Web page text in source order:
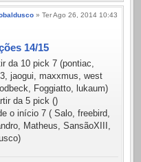
» Ter Ago 26, 2014 10:43
14/15
da 10 pick 7 (pontiac,
jaogui, maxxmus, west
Foggiatto, lukaum)
da 5 pick ()
o início 7 ( Salo, freebird,
Matheus, SansãoXIII,